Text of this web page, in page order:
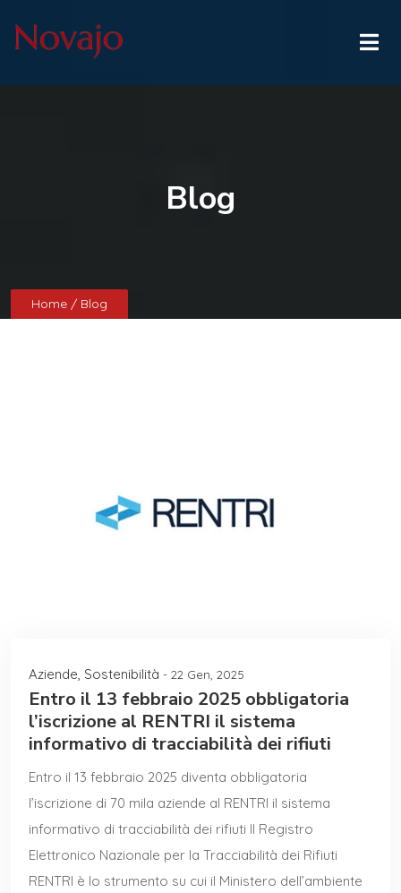
Blog
Home / Blog
Aziende Sostenibilità - 22 Gen, 2025
Entro il 13 febbraio 2025 obbligatoria
l’iscrizione al RENTRI il sistema
informativo di tracciabilità dei rifiuti
Entro il 13 febbraio 2025 diventa obbligatoria
l’iscrizione di 70 mila aziende al RENTRI il sistema
informativo di tracciabilità dei rifiuti Il Registro
Elettronico Nazionale per la Tracciabilità dei Rifiuti
RENTRI è lo strumento su cui il Ministero dell’ambiente